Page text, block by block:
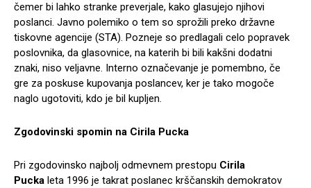
čemer bi lahko stranke preverjale, kako glasujejo njihovi
poslanci. Javno polemiko o tem so sprožili preko državne
tiskovne agencije (STA). Pozneje so predlagali celo popravek
poslovnika, da glasovnice, na katerih bi bili kakšni dodatni
znaki, niso veljavne. Interno označevanje je pomembno, če
gre za poskuse kupovanja poslancev, ker je tako mogoče
naglo ugotoviti, kdo je bil kupljen.
Zgodovinski spomin na Cirila Pucka
Pri zgodovinsko najbolj odmevnem prestopu Cirila
Pucka leta 1996 je takrat poslanec krščanskih demokratov